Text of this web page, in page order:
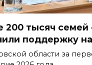
200 тысяч семей
поддержку
области за